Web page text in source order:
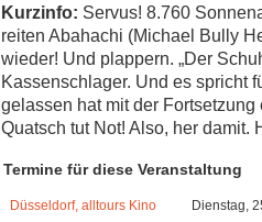
Kurzinfo: Servus! 8.760
reiten Abahachi (Michael Bully
wieder! Und plappern. „Der
Kassenschlager. Und es spricht
gelassen hat mit der
Quatsch tut Not! Also, her damit.
Termine für diese Veranstaltung
Düsseldorf, alltours Kino Dienstag,